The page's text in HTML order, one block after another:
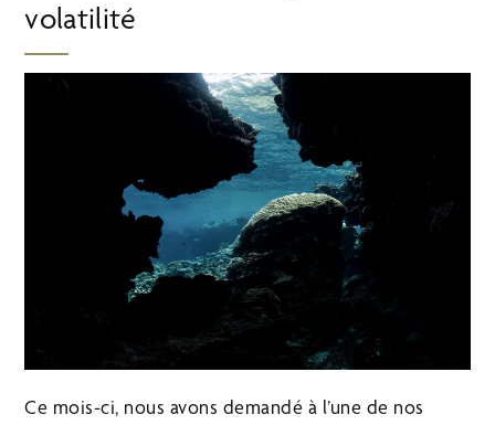
volatilité
Ce mois-ci, nous avons demandé à l’une de nos